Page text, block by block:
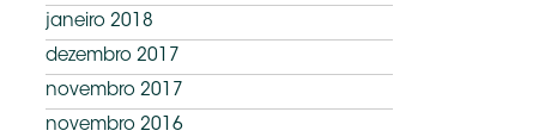
janeiro 2018
dezembro 2017
novembro 2017
novembro 2016